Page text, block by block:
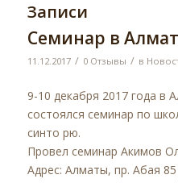
Записи
Семинар в
11.12.2017 / 0 Отзывы / в
9-10 декабря 2017 года в
состоялся семинар по
синто рю.
Провел семинар Акимов
Адрес: Алматы, пр. Абая